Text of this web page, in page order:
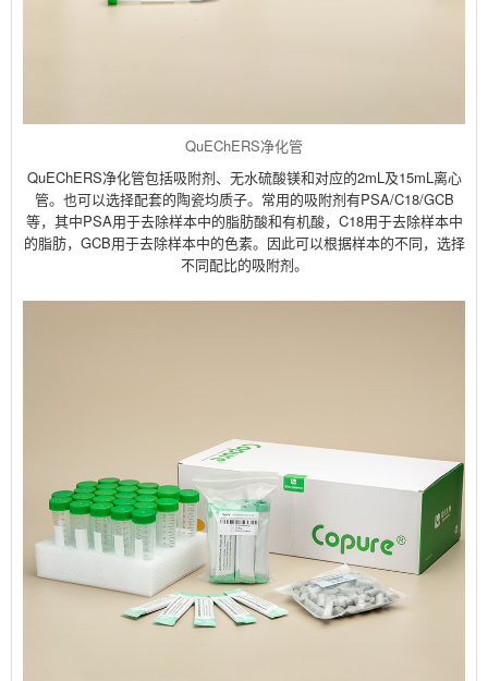
QuEChERS净化管
QuEChERS净化管包括吸附剂、无水硫酸镁和对应的2mL及15mL离心
管。也可以选择配套的陶瓷均质子。常用的吸附剂有PSA/C18/GCB
等，其中PSA用于去除样本中的脂肪酸和有机酸，C18用于去除样本中
的脂肪，GCB用于去除样本中的色素。因此可以根据样本的不同，选择
不同配比的吸附剂。